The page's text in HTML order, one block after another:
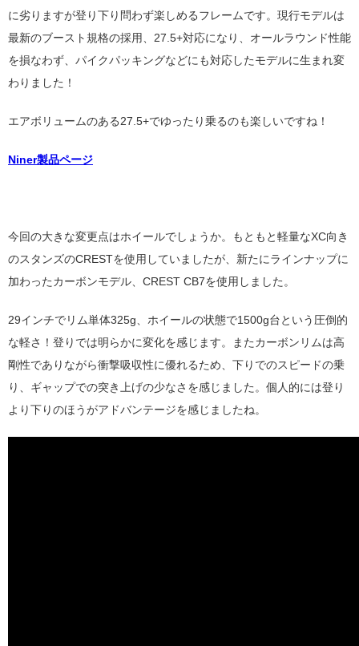
に劣りますが登り下り問わず楽しめるフレームです。現行モデルは
最新のブースト規格の採用、27.5+対応になり、オールラウンド性能
を損なわず、パイクパッキングなどにも対応したモデルに生まれ変
わりました！
エアボリュームのある27.5+でゆったり乗るのも楽しいですね！
Niner製品ページ
今回の大きな変更点はホイールでしょうか。もともと軽量なXC向き
のスタンズのCRESTを使用していましたが、新たにラインナップに
加わったカーボンモデル、CREST CB7を使用しました。
29インチでリム単体325g、ホイールの状態で1500g台という圧倒的
な軽さ！登りでは明らかに変化を感じます。またカーボンリムは高
剛性でありながら衝撃吸収性に優れるため、下りでのスピードの乗
り、ギャップでの突き上げの少なさを感じました。個人的には登り
より下りのほうがアドバンテージを感じましたね。